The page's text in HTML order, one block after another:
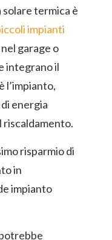
solare termica è
impianti
garage o
integrano il
l’impianto,
energia
risparmio di
in
impianto